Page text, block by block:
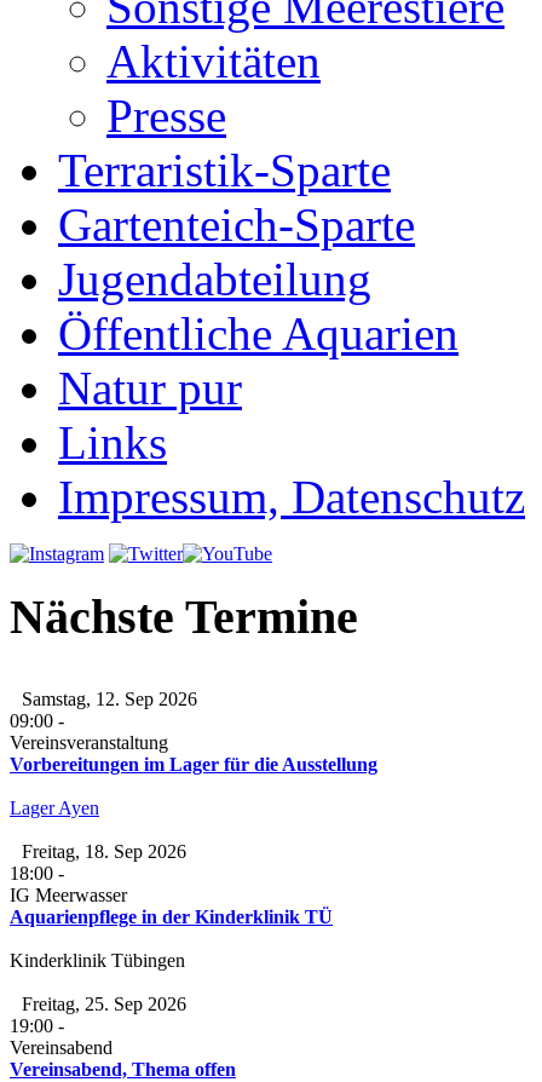
Aktivitäten
Presse
Terraristik-Sparte
Gartenteich-Sparte
Jugendabteilung
Öffentliche Aquarien
Natur pur
Links
Impressum, Datenschutz
Nächste Termine
Samstag, 12. Sep 2026
09:00 -
Vereinsveranstaltung
Vorbereitungen im Lager für die Ausstellung
Lager Ayen
Freitag, 18. Sep 2026
18:00 -
IG Meerwasser
Aquarienpflege in der Kinderklinik TÜ
Kinderklinik Tübingen
Freitag, 25. Sep 2026
19:00 -
Vereinsabend
Vereinsabend, Thema offen